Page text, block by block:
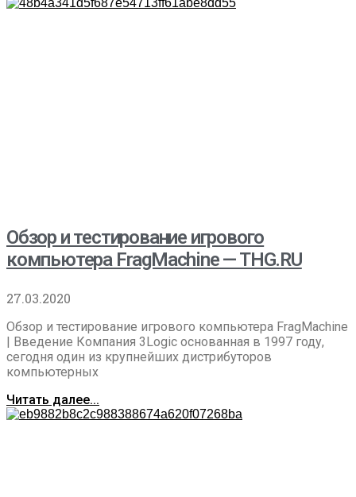
Обзор и тестирование игрового
компьютера FragMachine — THG.RU
27.03.2020
Обзор и тестирование игрового компьютера FragMachine
| Введение Компания 3Logic основанная в 1997 году,
сегодня один из крупнейших дистрибуторов
компьютерных
Читать далее...